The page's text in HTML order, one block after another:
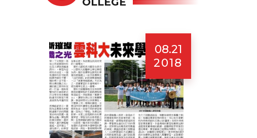
08.21
2018